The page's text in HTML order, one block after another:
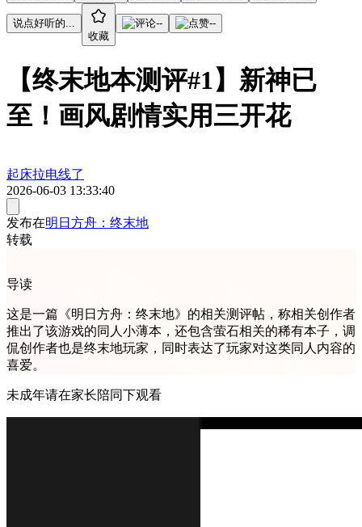
说点好听的...
收藏
-- --
【终末地本测评#1】新神已
至！画风剧情实用三开花
起床拉电线了
2026-06-03 13:33:40
发布在明日方舟：终末地
转载
导读
这是一篇《明日方舟：终末地》的相关测评帖，称相关创作者
推出了该游戏的同人小薄本，还包含萤石相关的稀有本子，调
侃创作者也是终末地玩家，同时表达了玩家对这类同人内容的
喜爱。
未成年请在家长陪同下观看